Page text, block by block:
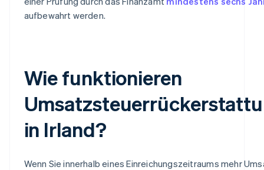
aufbewahrt werden.
Wie funktionieren
in Irland?
Wenn Sie innerhalb eines Einreichungszeitraums mehr